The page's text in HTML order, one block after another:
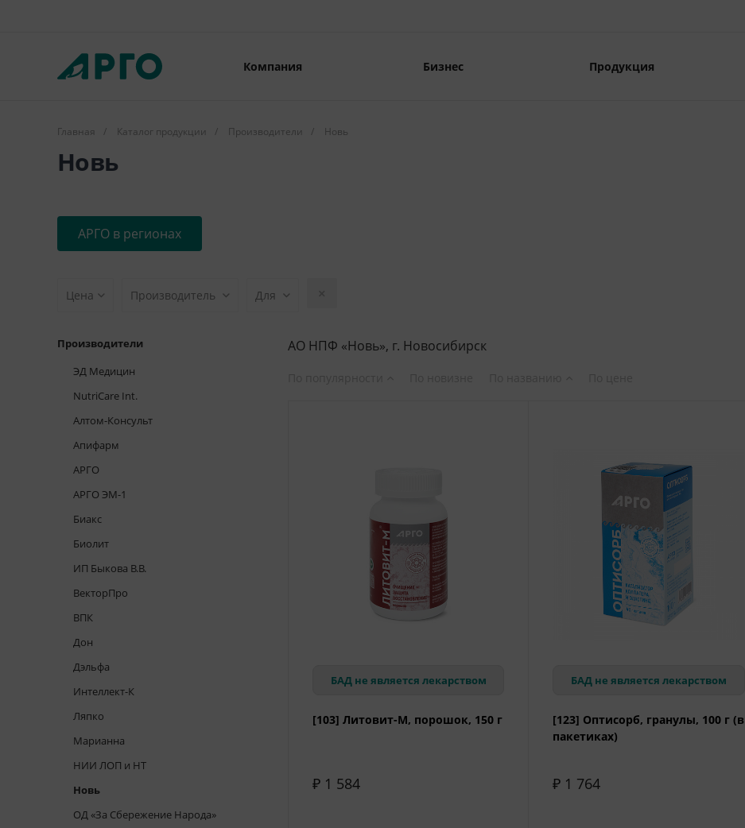
Компания Бизнес Продукция
Главная / Каталог продукции / Производители / Новь
Новь
АРГО в регионах
Цена Производитель Для
Производители
ЭД Медицин
NutriCare Int.
Алтом-Консульт
Апифарм
АРГО
АРГО ЭМ-1
Биакс
Биолит
ИП Быкова В.В.
ВекторПро
ВПК
Дон
Дэльфа
Интеллект-К
Ляпко
Марианна
НИИ ЛОП и НТ
Новь
ОД «За Сбережение Народа»
АО НПФ «Новь», г. Новосибирск
БАД не является лекарством
[103] Литовит-М, порошок, 150 г
₽ 1 584
БАД не является лекарством
[123] Оптисорб, гранулы, 100 г (в
пакетиках)
₽ 1 764